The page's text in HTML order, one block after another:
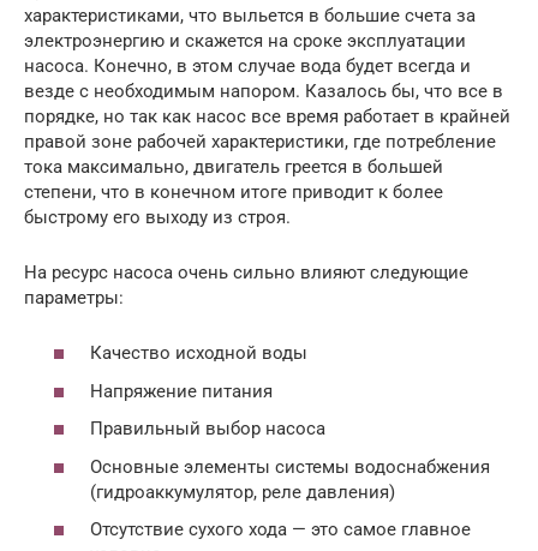
характеристиками, что выльется в большие счета за
электроэнергию и скажется на сроке эксплуатации
насоса. Конечно, в этом случае вода будет всегда и
везде с необходимым напором. Казалось бы, что все в
порядке, но так как насос все время работает в крайней
правой зоне рабочей характеристики, где потребление
тока максимально, двигатель греется в большей
степени, что в конечном итоге приводит к более
быстрому его выходу из строя.
На ресурс насоса очень сильно влияют следующие
параметры:
Качество исходной воды
Напряжение питания
Правильный выбор насоса
Основные элементы системы водоснабжения
(гидроаккумулятор, реле давления)
Отсутствие сухого хода — это самое главное